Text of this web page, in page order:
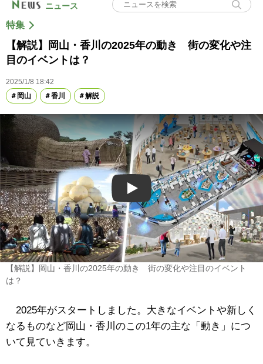
ニュース
特集
【解説】岡山・香川の2025年の動き 街の変化や注
目のイベントは？
2025/1/8 18:42
岡山
香川 解説
Play
【解説】岡山・香川の2025年の動き 街の変化や注目のイベント
は？
2025年がスタートしました。大きなイベントや新しく
なるものなど岡山・香川のこの1年の主な「動き」につ
いて見ていきます。